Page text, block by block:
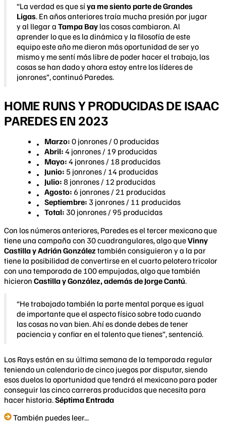
“La verdad es que síya me siento parte de Grandes
Ligas. En años anteriores traía mucha presión por jugar
y al llegar a Tampa Bay las cosas cambiaron. Al
aprender lo que es la dinámica y la filosofía de este
equipo este año me dieron más oportunidad de ser yo
mismo y me sentí más libre de poder hacer el trabajo, las
cosas se han dado y ahora estoy entre los líderes de
jonrones”, continuó Paredes.
HOME RUNS Y PRODUCIDAS DE ISAAC
PAREDES EN 2023
Marzo: 0 jonrones / 0 producidas
Abril: 4 jonrones / 19 producidas
Mayo: 4 jonrones / 18 producidas
Junio: 5 jonrones / 14 producidas
Julio: 8 jonrones / 12 producidas
Agosto: 6 jonrones / 21 producidas
Septiembre: 3 jonrones / 11 producidas
Total: 30 jonrones / 95 producidas
Con los números anteriores, Paredes es el tercer mexicano que
tiene una campaña con 30 cuadrangulares, algo queVinny
Castilla y Adrián Gonzáleztambién consiguieron y a la par
tiene la posibilidad de convertirse en el cuarto pelotero tricolor
con una temporada de 100 empujadas, algo que también
hicieron Castilla y González, además de Jorge Cantú.
“He trabajado también la parte mental porque es igual
de importante que el aspecto físico sobre todo cuando
las cosas no van bien. Ahí es donde debes de tener
paciencia y confiar en el talento que tienes”, sentenció.
Los Rays están en su última semana de la temporada regular
teniendo un calendario de cinco juegos por disputar, siendo
esos duelos la oportunidad que tendrá el mexicano para poder
conseguir las cinco carreras producidas que necesita para
hacer historia.Séptima Entrada
También puedes leer...